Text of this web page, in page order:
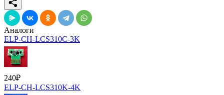
Аналоги
ELP-CH-LCS310C-3K
240₽
ELP-CH-LCS310K-4K